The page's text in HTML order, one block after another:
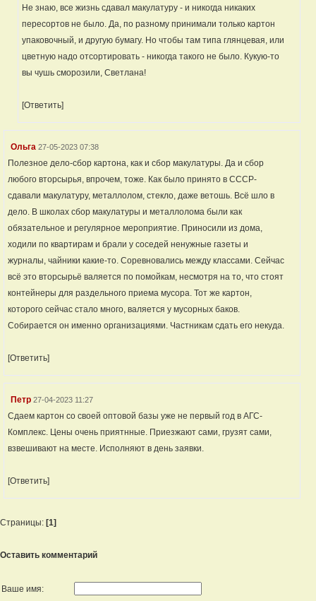
Не знаю, все жизнь сдавал макулатуру - и никогда никаких
пересортов не было. Да, по разному принимали только картон
упаковочный, и другую бумагу. Но чтобы там типа глянцевая, или
цветную надо отсортировать - никогда такого не было. Кукую-то
вы чушь сморозили, Светлана!
[Ответить]
Ольга 27-05-2023 07:38
Полезное дело-сбор картона, как и сбор макулатуры. Да и сбор
любого вторсырья, впрочем, тоже. Как было принято в СССР-
сдавали макулатуру, металлолом, стекло, даже ветошь. Всё шло в
дело. В школах сбор макулатуры и металлолома были как
обязательное и регулярное мероприятие. Приносили из дома,
ходили по квартирам и брали у соседей ненужные газеты и
журналы, чайники какие-то. Соревновались между классами. Сейчас
всё это вторсырьё валяется по помойкам, несмотря на то, что стоят
контейнеры для раздельного приема мусора. Тот же картон,
которого сейчас стало много, валяется у мусорных баков.
Собирается он именно организациями. Частникам сдать его некуда.
[Ответить]
Петр 27-04-2023 11:27
Сдаем картон со своей оптовой базы уже не первый год в АГС-
Комплекс. Цены очень приятнные. Приезжают сами, грузят сами,
взвешивают на месте. Исполняют в день заявки.
[Ответить]
Страницы: [1]
Оставить комментарий
Ваше имя: